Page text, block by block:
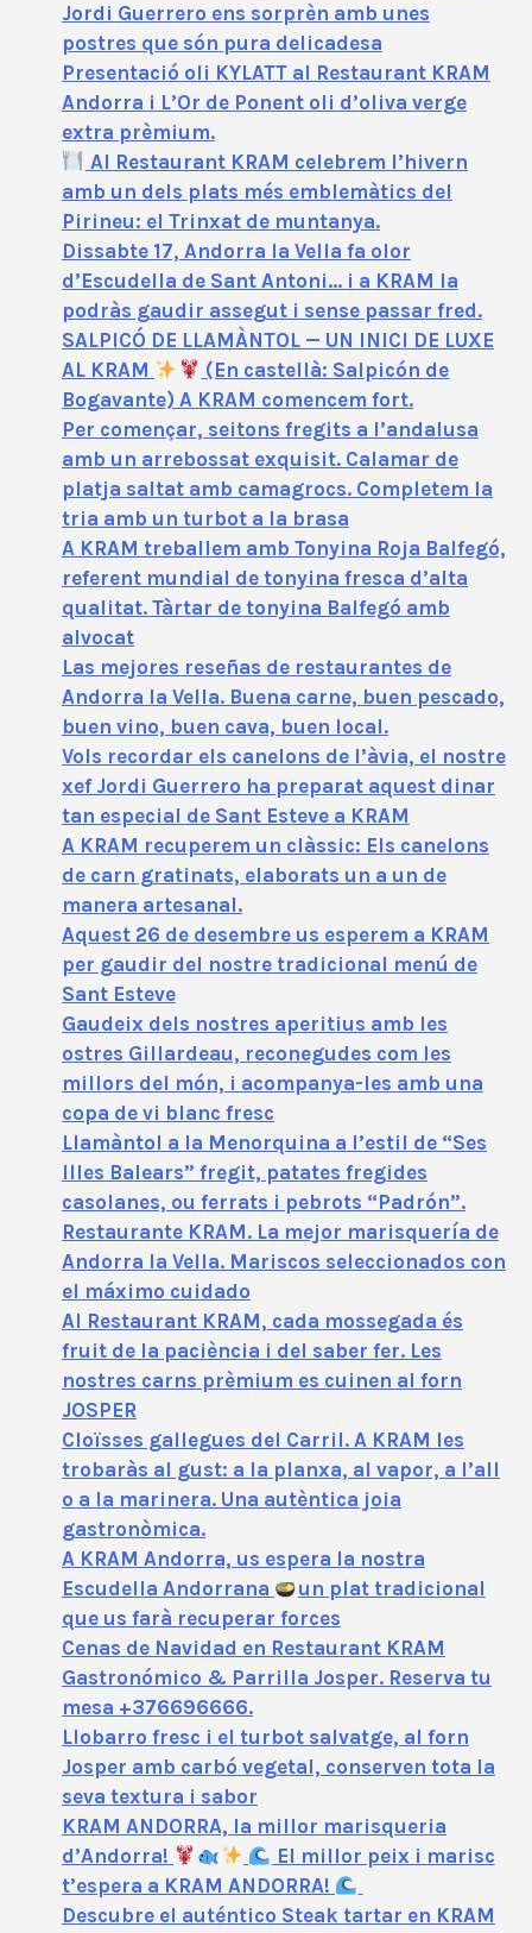
Jordi Guerrero ens sorprèn amb unes
postres que són pura delicadesa
Presentació oli KYLATT al Restaurant KRAM
Andorra i L’Or de Ponent oli d’oliva verge
extra prèmium.
Al Restaurant KRAM celebrem l’hivern
amb un dels plats més emblemàtics del
Pirineu: el Trinxat de muntanya.
Dissabte 17, Andorra la Vella fa olor
d’Escudella de Sant Antoni… i a KRAM la
podràs gaudir assegut i sense passar fred.
SALPICÓ DE LLAMÀNTOL — UN INICI DE LUXE
AL KRAM
(En castellà: Salpicón de
Bogavante) A KRAM comencem fort.
Per començar, seitons fregits a l’andalusa
amb un arrebossat exquisit. Calamar de
platja saltat amb camagrocs. Completem la
tria amb un turbot a la brasa
A KRAM treballem amb Tonyina Roja Balfegó,
referent mundial de tonyina fresca d’alta
qualitat. Tàrtar de tonyina Balfegó amb
alvocat
Las mejores reseñas de restaurantes de
Andorra la Vella. Buena carne, buen pescado,
buen vino, buen cava, buen local.
Vols recordar els canelons de l’àvia, el nostre
xef Jordi Guerrero ha preparat aquest dinar
tan especial de Sant Esteve a KRAM
A KRAM recuperem un clàssic: Els canelons
de carn gratinats, elaborats un a un de
manera artesanal.
Aquest 26 de desembre us esperem a KRAM
per gaudir del nostre tradicional menú de
Sant Esteve
Gaudeix dels nostres aperitius amb les
ostres Gillardeau, reconegudes com les
millors del món, i acompanya-les amb una
copa de vi blanc fresc
Llamàntol a la Menorquina a l’estil de “Ses
Illes Balears” fregit, patates fregides
casolanes, ou ferrats i pebrots “Padrón”.
Restaurante KRAM. La mejor marisquería de
Andorra la Vella. Mariscos seleccionados con
el máximo cuidado
Al Restaurant KRAM, cada mossegada és
fruit de la paciència i del saber fer. Les
nostres carns prèmium es cuinen al forn
JOSPER
Cloïsses gallegues del Carril. A KRAM les
trobaràs al gust: a la planxa, al vapor, a l’all
o a la marinera. Una autèntica joia
gastronòmica.
A KRAM Andorra, us espera la nostra
Escudella Andorrana
un plat tradicional
que us farà recuperar forces
Cenas de Navidad en Restaurant KRAM
Gastronómico & Parrilla Josper. Reserva tu
mesa +376696666.
Llobarro fresc i el turbot salvatge, al forn
Josper amb carbó vegetal, conserven tota la
seva textura i sabor
KRAM ANDORRA, la millor marisqueria
d’Andorra!
El millor peix i marisc
t’espera a KRAM ANDORRA!
Descubre el auténtico Steak tartar en KRAM